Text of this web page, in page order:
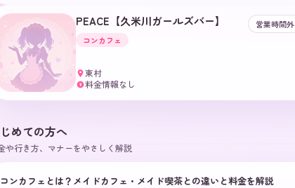
PEACE【久米川ガールズバー】
営業時間外
コンカフェ
東村
¥ 料金情報なし
めての方へ
や行き方、マナーをやさしく解説
コンカフェとは？メイドカフェ・メイド喫茶との違いと料金を解説